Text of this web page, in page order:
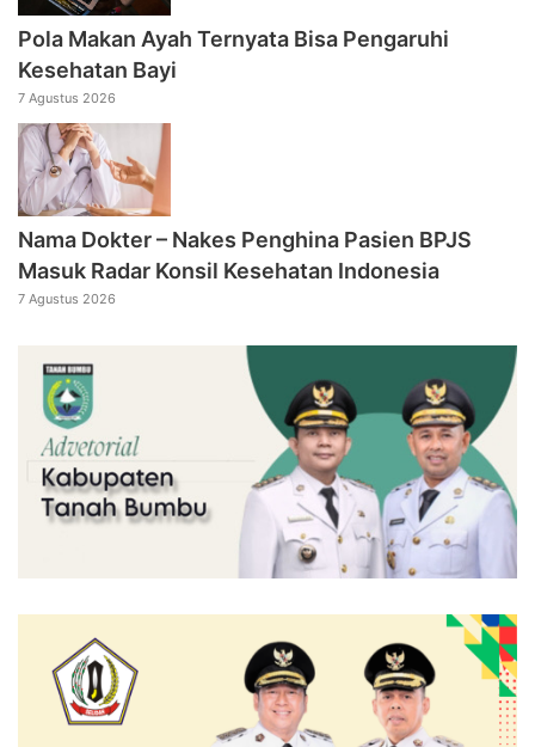
Pola Makan Ayah Ternyata Bisa Pengaruhi
Kesehatan Bayi
7 Agustus 2026
Nama Dokter – Nakes Penghina Pasien BPJS
Masuk Radar Konsil Kesehatan Indonesia
7 Agustus 2026